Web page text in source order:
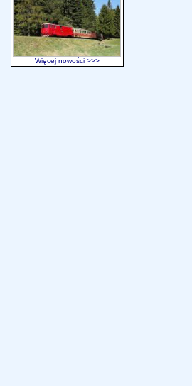
Więcej nowości >>>